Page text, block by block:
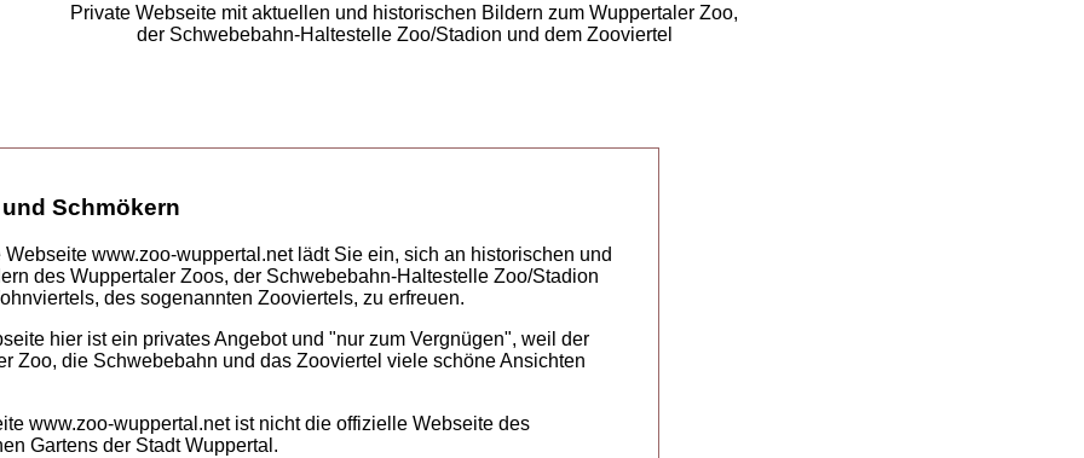
Private Webseite mit aktuellen und historischen Bildern zum Wuppertaler Zoo,
der Schwebebahn-Haltestelle Zoo/Stadion und dem Zooviertel
Schmökern
Webseite www.zoo-wuppertal.net lädt Sie ein, sich an historischen und
des Wuppertaler Zoos, der Schwebebahn-Haltestelle Zoo/Stadion
des sogenannten Zooviertels, zu erfreuen.
hier ist ein privates Angebot und "nur zum Vergnügen", weil der
Zoo, die Schwebebahn und das Zooviertel viele schöne Ansichten
www.zoo-wuppertal.net ist nicht die offizielle Webseite des
Gartens der Stadt Wuppertal.